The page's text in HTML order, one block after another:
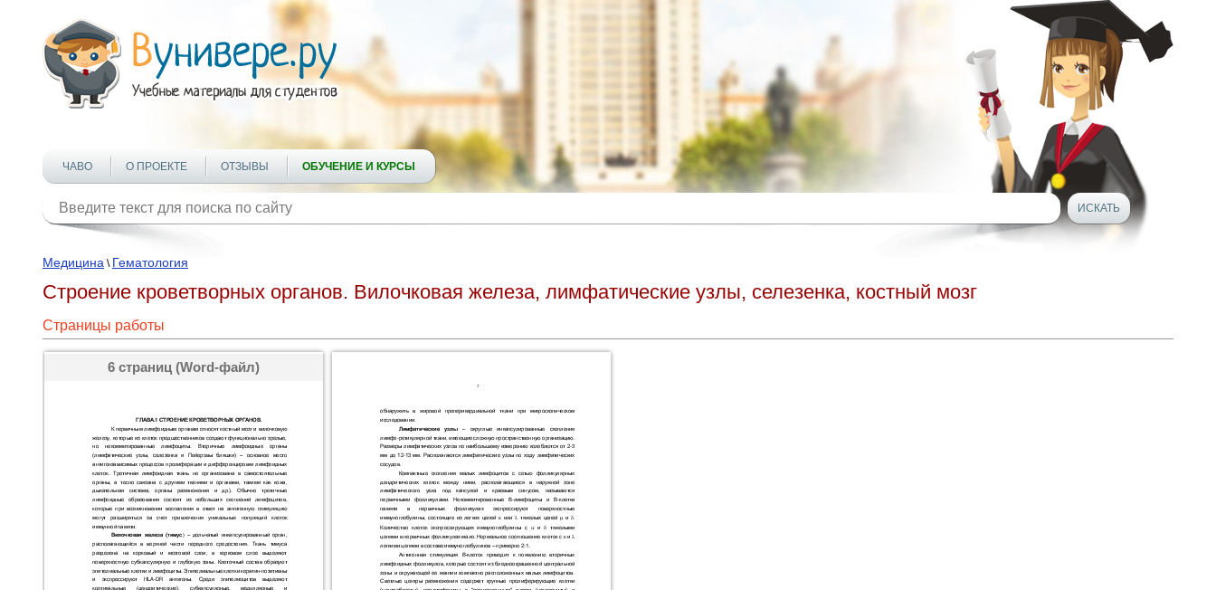
ЧАВО О ПРОЕКТЕ ОТЗЫВЫ ОБУЧЕНИЕ И КУРСЫ
Медицина \ Гематология
Строение кроветворных органов. Вилочковая железа, лимфатические узлы, селезенка, костный мозг
Страницы работы
6 страниц (Word-файл)